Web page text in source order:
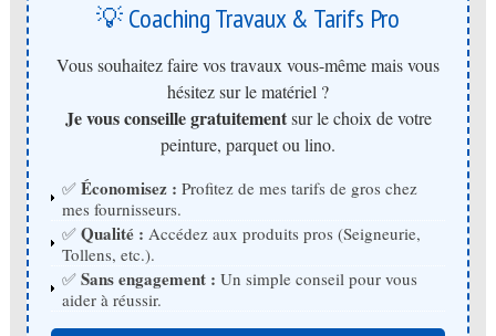
💡 Coaching Travaux & Tarifs Pro
Vous souhaitez faire vos travaux vous-même mais vous
hésitez sur le matériel ?
Je vous conseille gratuitementsur le choix de votre
peinture, parquet ou lino.
✅ Économisez : Profitez de mes tarifs de gros chez
mes fournisseurs.
✅ Qualité : Accédez aux produits pros (Seigneurie,
Tollens, etc.).
✅ Sans engagement : Un simple conseil pour vous
aider à réussir.